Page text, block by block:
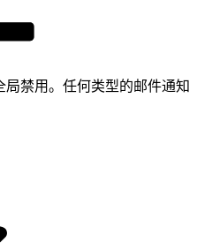
禁用。任何类型的邮件通知